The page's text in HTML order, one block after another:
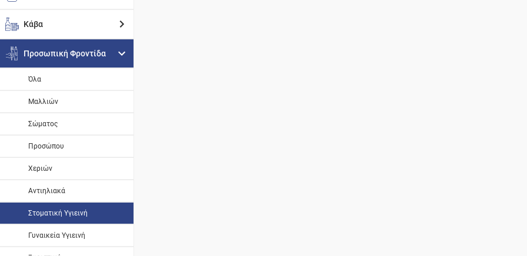
Κάβα
Προσωπική Φροντίδα
Όλα
Μαλλιών
Σώματος
Προσώπου
Χεριών
Αντιηλιακά
Στοματική Υγιεινή
Γυναικεία Υγιεινή